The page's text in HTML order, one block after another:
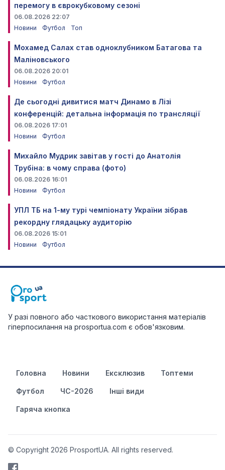
перемогу в єврокубковому сезоні
06.08.2026 22:07
Новини
Футбол Топ
Мохамед Салах став одноклубником Батагова та
Маліновського
06.08.2026 20:01
Новини
Футбол
Де сьогодні дивитися матч Динамо в Лізі
конференцій: детальна інформація по трансляції
06.08.2026 17:01
Новини
Футбол
Михайло Мудрик завітав у гості до Анатолія
Трубіна: в чому справа (фото)
06.08.2026 16:01
Новини
Футбол
УПЛ ТБ на 1-му турі чемпіонату України зібрав
рекордну глядацьку аудиторію
06.08.2026 15:01
Новини
Футбол
У разі повного або часткового використання матеріалів
гіперпосилання на prosportua.com є обов'язковим.
Головна Новини Ексклюзив Топтеми
Футбол ЧС-2026 Інші види
Гаряча кнопка
© Copyright 2026 ProsportUA. All rights reserved.